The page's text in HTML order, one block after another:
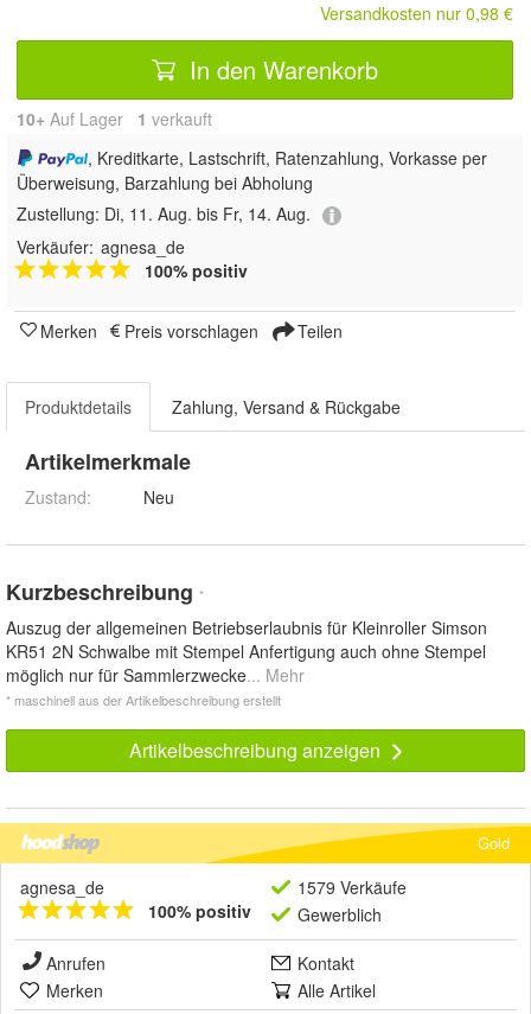
Versandkosten nur 0,98 €
In den Warenkorb
10+ Auf Lager 1 verkauft
, Kreditkarte, Lastschrift, Ratenzahlung, Vorkasse per
Überweisung, Barzahlung bei Abholung
Zustellung: Di, 11. Aug. bis Fr, 14. Aug.
Verkäufer: agnesa_de
100% positiv
Merken Preis vorschlagen Teilen
Produktdetails Zahlung, Versand & Rückgabe
Artikelmerkmale
Zustand: Neu
Kurzbeschreibung *
Auszug der allgemeinen Betriebserlaubnis für Kleinroller Simson
KR51 2N Schwalbe mit Stempel Anfertigung auch ohne Stempel
möglich nur für Sammlerzwecke... Mehr
* maschinell aus der Artikelbeschreibung erstellt
Artikelbeschreibung anzeigen
Gold
agnesa_de
100% positiv
1579 Verkäufe
Gewerblich
Anrufen
Kontakt
Merken
Alle Artikel